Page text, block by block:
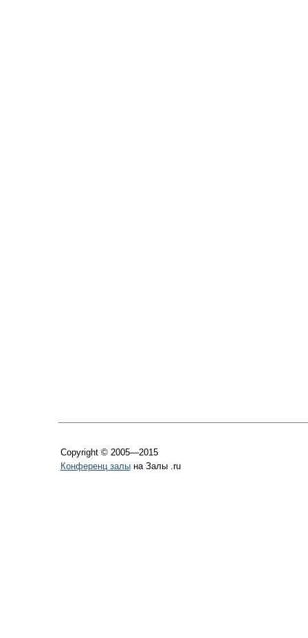
Copyright © 2005—2015
Конференц залына Залы .ru